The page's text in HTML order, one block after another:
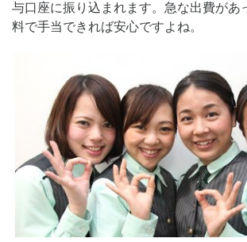
与口座に振り込まれます。急な出費があ
料で手当できれば安心ですよね。